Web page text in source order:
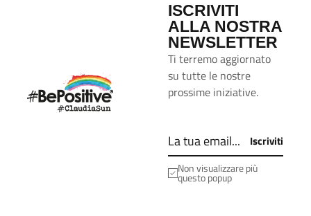
ISCRIVITI
ALLA NOSTRA
NEWSLETTER
Ti terremo aggiornato
su tutte le nostre
prossime iniziative.
Iscriviti
Non visualizzare più
questo popup